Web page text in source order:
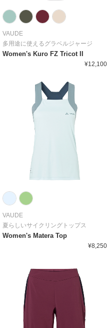
VAUDE
多用途に使えるグラベルジャージ
Women's Kuro FZ Tricot II
¥12,100
VAUDE
夏らしいサイクリングトップス
Women's Matera Top
¥8,250